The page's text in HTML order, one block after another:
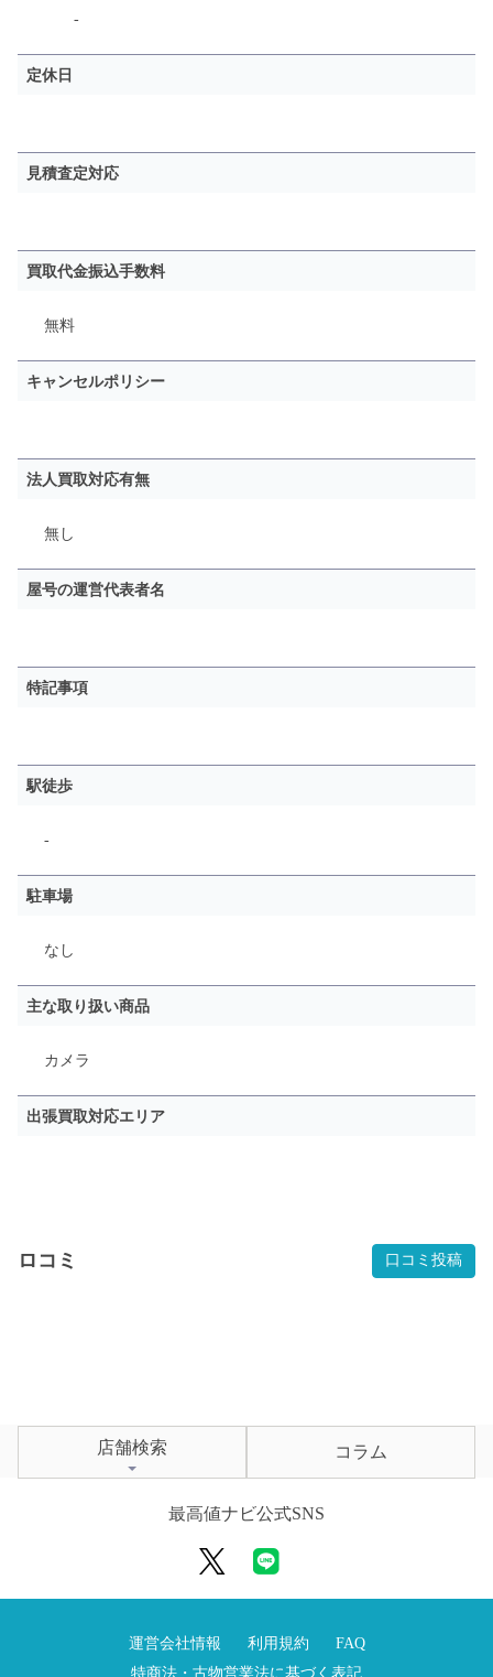
-
定休日
見積査定対応
買取代金振込手数料
無料
キャンセルポリシー
法人買取対応有無
無し
屋号の運営代表者名
特記事項
駅徒歩
-
駐車場
なし
主な取り扱い商品
カメラ
出張買取対応エリア
ロコミ 口コミ投稿
店舗検索 コラム
最高値ナビ公式SNS
運営会社情報 利用規約
FAQ